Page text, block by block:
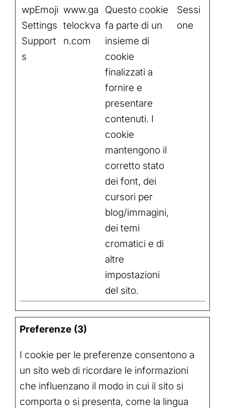
wpEmoji
Settings
Support
s
www.ga
telockva
n.com
Questo cookie
fa parte di un
insieme di
cookie
finalizzati a
fornire e
presentare
contenuti. I
cookie
mantengono il
corretto stato
dei font, dei
cursori per
blog/immagini,
dei temi
cromatici e di
altre
impostazioni
del sito.
Sessi
one
Preferenze (3)
I cookie per le preferenze consentono a
un sito web di ricordare le informazioni
che influenzano il modo in cui il sito si
comporta o si presenta, come la lingua